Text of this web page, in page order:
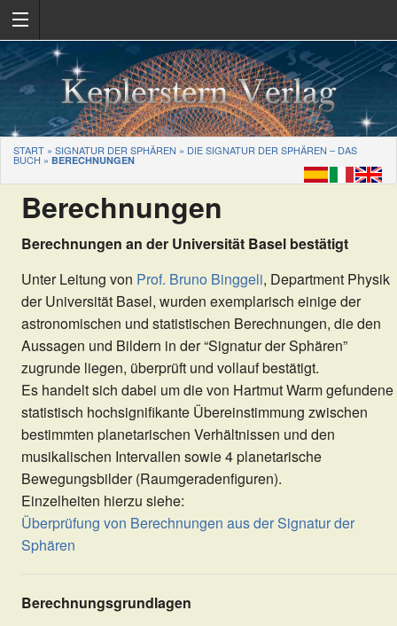
START » SIGNATUR DER SPHÄREN » DIE SIGNATUR DER SPHÄREN – DAS
BUCH » BERECHNUNGEN
Berechnungen
Berechnungen an der Universität Basel bestätigt
Unter Leitung von Prof. Bruno Binggeli, Department Physik
der Universität Basel, wurden exemplarisch einige der
astronomischen und statistischen Berechnungen, die den
Aussagen und Bildern in der “Signatur der Sphären”
zugrunde liegen, überprüft und vollauf bestätigt.
Es handelt sich dabei um die von Hartmut Warm gefundene
statistisch hochsignifikante Übereinstimmung zwischen
bestimmten planetarischen Verhältnissen und den
musikalischen Intervallen sowie 4 planetarische
Bewegungsbilder (Raumgeradenfiguren).
Einzelheiten hierzu siehe:
Überprüfung von Berechnungen aus der Signatur der
Sphären
Berechnungsgrundlagen